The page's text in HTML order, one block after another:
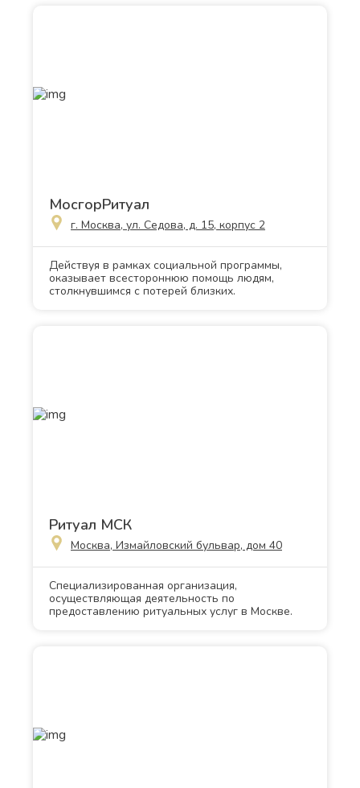
МосгорРитуал
г. Москва, ул. Седова, д. 15, корпус 2
Действуя в рамках социальной программы,
оказывает всестороннюю помощь людям,
столкнувшимся с потерей близких.
Ритуал МСК
Москва, Измайловский бульвар, дом 40
Специализированная организация,
осуществляющая деятельность по
предоставлению ритуальных услуг в Москве.